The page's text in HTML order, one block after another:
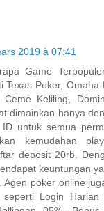
2019 à 07:41
Game
Texas Poker, Omaha
Ceme Keliling,
dimainkan hanya
untuk semua
kemudahan
deposit 20rb.
keuntungan
Agen poker online
seperti Login Harian